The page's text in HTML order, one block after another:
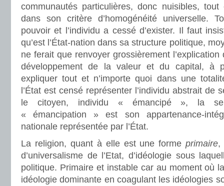
communautés particulières, donc nuisibles,
dans son critère d’homogénéité universelle.
pouvoir et l’individu a cessé d’exister. Il faut
qu’est l’État-nation dans sa structure politique,
ne ferait que renvoyer grossièrement l’explication
développement de la valeur et du capital, à
expliquer tout et n’importe quoi dans une
l’État est censé représenter l’individu abstrait de
le citoyen, individu « émancipé », la
« émancipation » est son appartenance-
nationale représentée par l’État.
La religion, quant à elle est une formeprimaire,
d’universalisme de l’Etat, d’idéologie sous
politique. Primaire et instable car au moment où
idéologie dominante en coagulant les idéologies